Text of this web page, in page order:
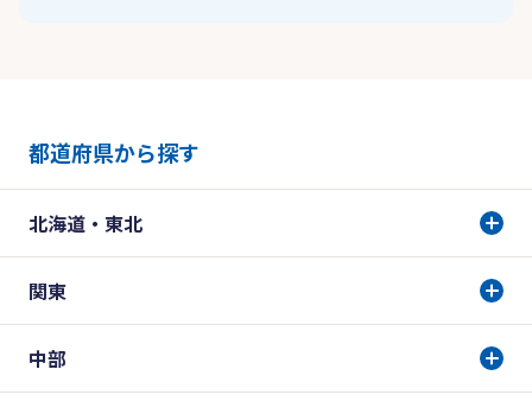
都道府県から探す
北海道・東北
関東
中部